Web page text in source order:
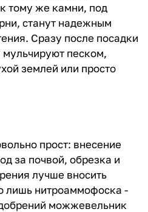
тому же камни, под
станут надежным
Сразу после посадки
песком,
землей или просто
прост: внесение
за почвой, обрезка и
лучше вносить
лишь нитроаммофоска -
можжевельник